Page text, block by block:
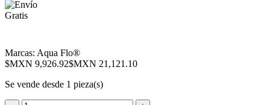
Marcas: Aqua Flo®
$MXN 9,926.92$MXN 21,121.10
Se vende desde 1 pieza(s)